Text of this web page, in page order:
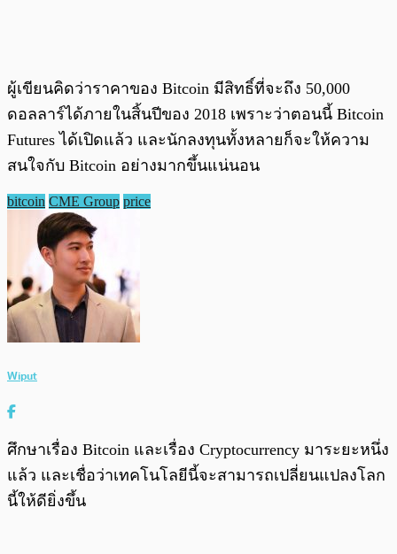
ผู้เขียนคิดว่าราคาของ Bitcoin มีสิทธิ์ที่จะถึง 50,000
ดอลลาร์ได้ภายในสิ้นปีของ 2018 เพราะว่าตอนนี้ Bitcoin
Futures ได้เปิดแล้ว และนักลงทุนทั้งหลายก็จะให้ความ
สนใจกับ Bitcoin อย่างมากขึ้นแน่นอน
bitcoin CME Group price
Wiput
ศึกษาเรื่อง Bitcoin และเรื่อง Cryptocurrency มาระยะหนึ่ง
แล้ว และเชื่อว่าเทคโนโลยีนี้จะสามารถเปลี่ยนแปลงโลก
นี้ให้ดียิ่งขึ้น